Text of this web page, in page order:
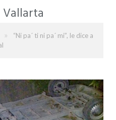
»
“Ni pa´ ti ni pa´ mi”, le dice a